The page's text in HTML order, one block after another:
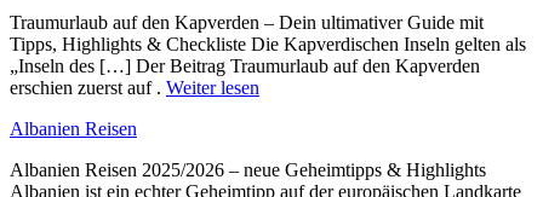
Traumurlaub auf den Kapverden – Dein ultimativer Guide mit
Tipps, Highlights & Checkliste Die Kapverdischen Inseln gelten als
„Inseln des […] Der Beitrag Traumurlaub auf den Kapverden
erschien zuerst auf . Weiter lesen
Albanien Reisen
Albanien Reisen 2025/2026 – neue Geheimtipps & Highlights
Albanien ist ein echter Geheimtipp auf der europäischen Landkarte